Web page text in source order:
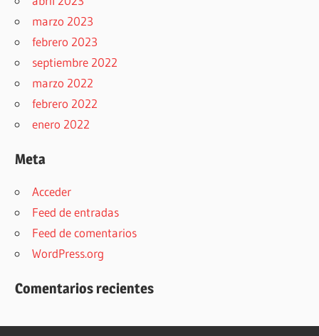
marzo 2023
febrero 2023
septiembre 2022
marzo 2022
febrero 2022
enero 2022
Meta
Acceder
Feed de entradas
Feed de comentarios
WordPress.org
Comentarios recientes